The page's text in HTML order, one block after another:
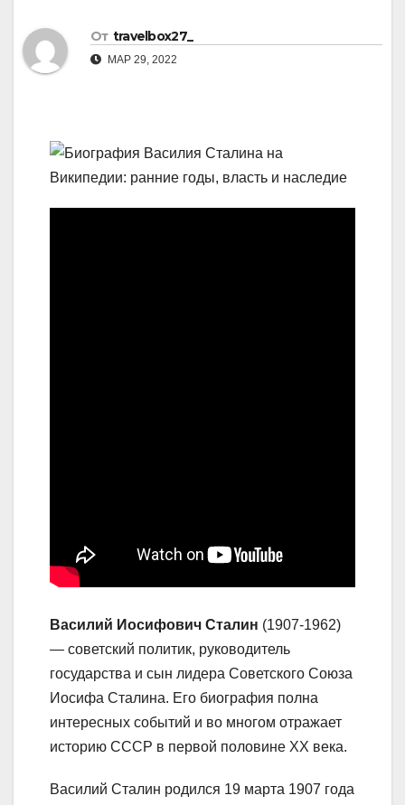
От travelbox27_
МАР 29, 2022
Василий Иосифович Сталин (1907-1962)
— советский политик, руководитель
государства и сын лидера Советского Союза
Иосифа Сталина. Его биография полна
интересных событий и во многом отражает
историю СССР в первой половине XX века.
Василий Сталин родился 19 марта 1907 года